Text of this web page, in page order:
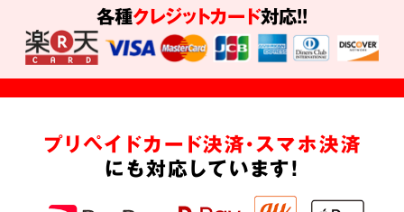
各種クレジットカード対応!!
プリペイドカード決済・スマホ決済
にも対応しています!